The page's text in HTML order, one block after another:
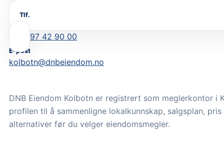
Tlf.
97 42 90 00
E-post
kolbotn@dnbeiendom.no
DNB Eiendom Kolbotn er registrert som meglerkontor i
profilen til å sammenligne lokalkunnskap, salgsplan,
alternativer før du velger eiendomsmegler.